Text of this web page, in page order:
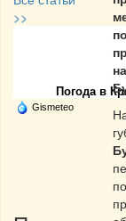
>>
Погода в
Gismeteo